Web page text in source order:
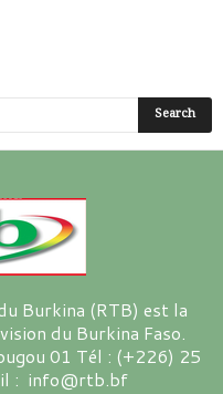
Burkina (RTB) est la
du Burkina Faso.
01 Tél : (+226) 25
: info@rtb.bf